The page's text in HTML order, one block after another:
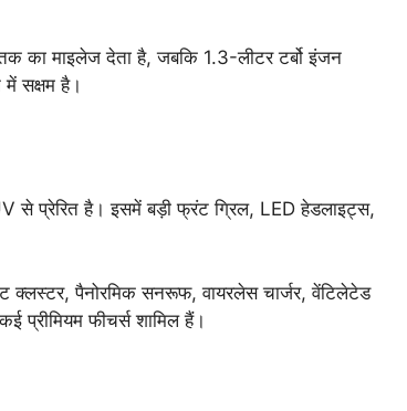
माइलेज देता है, जबकि 1.3-लीटर टर्बो इंजन
सक्षम है।
प्रेरित है। इसमें बड़ी फ्रंट ग्रिल, LED हेडलाइट्स,
क्लस्टर, पैनोरमिक सनरूफ, वायरलेस चार्जर, वेंटिलेटेड
फीचर्स शामिल हैं।